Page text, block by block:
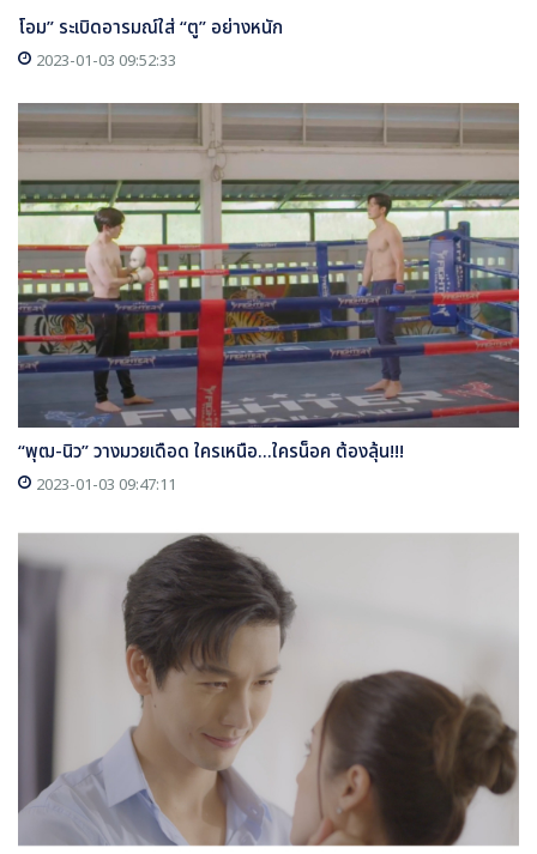
โอม” ระเบิดอารมณ์ใส่ “ตู” อย่างหนัก
2023-01-03 09:52:33
“พุฒ-นิว” วางมวยเดือด ใครเหนือ...ใครน็อค ต้องลุ้น!!!
2023-01-03 09:47:11